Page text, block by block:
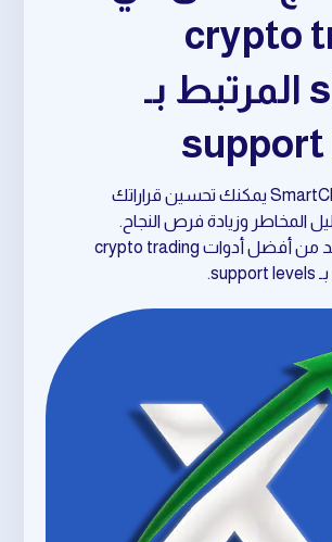
crypto
signals المرتبط بـ
باستخدام SmartChartX يمكنك تحسين قراراتك
المخاطر وزيادة فرص النجاح.
ابدأ اليوم واستفد من أفضل أدوات crypto trading